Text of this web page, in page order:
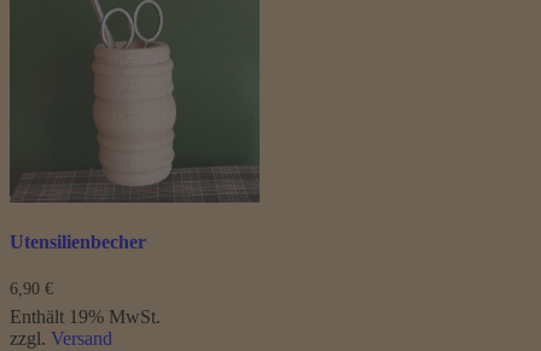
Utensilienbecher
6,90 €
Enthält 19% MwSt.
zzgl. Versand